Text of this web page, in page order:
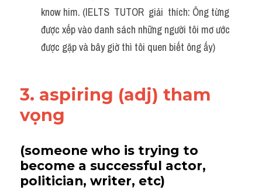
know him. (IELTS  TUTOR  giải  thích: Ông từng
được xếp vào danh sách những người tôi mơ ước
được gặp và bây giờ thì tôi quen biết ông ấy)
3. aspiring (adj) tham
vọng
(someone who is trying to
become a successful actor,
politician, writer, etc)